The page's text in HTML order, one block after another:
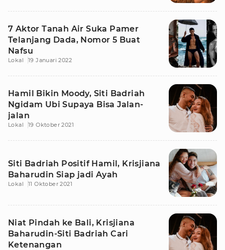
7 Aktor Tanah Air Suka Pamer
Telanjang Dada, Nomor 5 Buat
Nafsu
Lokal 19 Januari 2022
Hamil Bikin Moody, Siti Badriah
Ngidam Ubi Supaya Bisa Jalan-
jalan
Lokal 19 Oktober 2021
Siti Badriah Positif Hamil, Krisjiana
Baharudin Siap jadi Ayah
Lokal 11 Oktober 2021
Niat Pindah ke Bali, Krisjiana
Baharudin-Siti Badriah Cari
Ketenangan